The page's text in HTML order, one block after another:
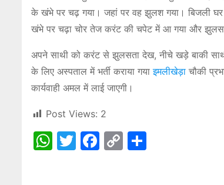
के खंभे पर चढ़ गया। जहां पर वह झुलश गया। बिजली घर
खंभे पर चढ़ा चोर तेज करंट की चपेट में आ गया और
अपने साथी को करंट से झुलसता देख, नीचे खड़े बाकी
के लिए अस्पताल में भर्ती कराया गयाइमलीखेड़ा चौकी
कार्यवाही अमल में लाई जाएगी।
Post Views: 2
W T
F
C